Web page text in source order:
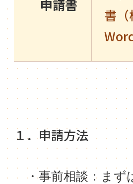
申請書
書（
１．申請方法
・事前相談：まず